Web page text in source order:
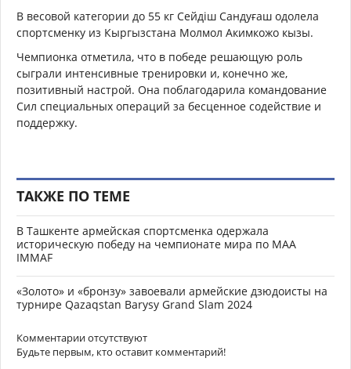
В весовой категории до 55 кг Сейдіш Сандуғаш одолела
спортсменку из Кыргызстана Молмол Акимкожо кызы.
Чемпионка отметила, что в победе решающую роль
сыграли интенсивные тренировки и, конечно же,
позитивный настрой. Она поблагодарила командование
Сил специальных операций за бесценное содействие и
поддержку.
ТАКЖЕ ПО ТЕМЕ
В Ташкенте армейская спортсменка одержала
историческую победу на чемпионате мира по МАА
IMMAF
«Золото» и «бронзу» завоевали армейские дзюдоисты на
турнире Qazaqstan Barysy Grand Slam 2024
Комментарии отсутствуют
Будьте первым, кто оставит комментарий!